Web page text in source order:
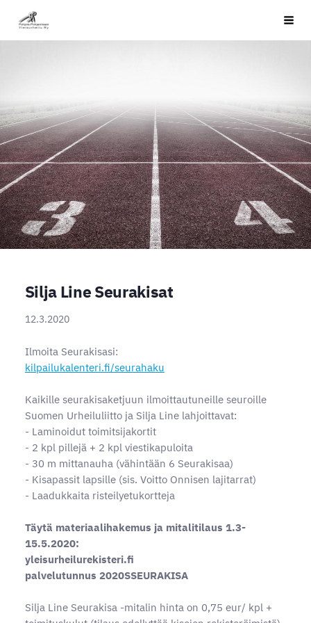
Siirry
sivun
PPYU
Silja Line Seurakisat
12.3.2020
Ilmoita Seurakisasi:
kilpailukalenteri.fi/seurahaku
Kaikille seurakisaketjuun ilmoittautuneille seuroille
Suomen Urheiluliitto ja Silja Line lahjoittavat:
- Laminoidut toimitsijakortit
- 2 kpl pillejä + 2 kpl viestikapuloita
- 30 m mittanauha (vähintään 6 Seurakisaa)
- Kisapassit lapsille (sis. Voitto Onnisen lajitarrat)
- Laadukkaita risteilyetukortteja
Täytä materiaalihakemus ja mitalitilaus 1.3-
15.5.2020:
yleisurheilurekisteri.fi
palvelutunnus 2020SSEURAKISA
Silja Line Seurakisa -mitalin hinta on 0,75 eur/ kpl +